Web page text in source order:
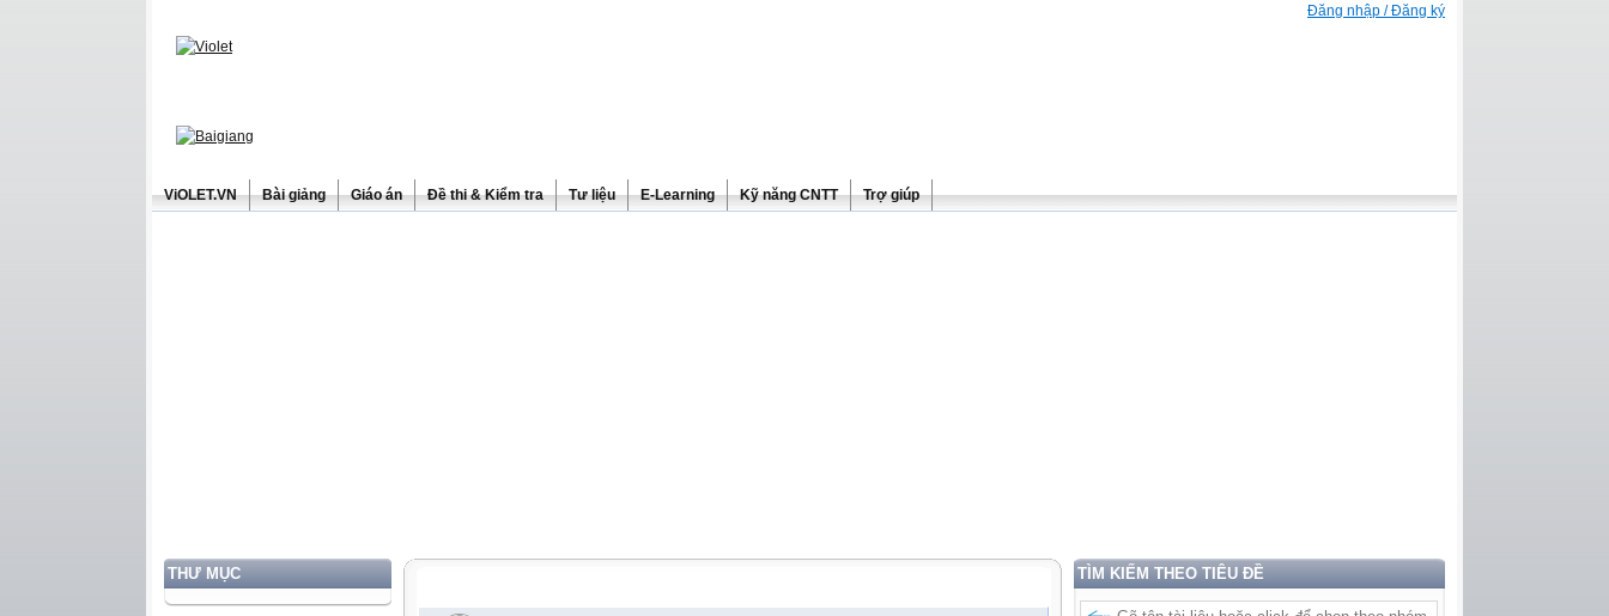
Đăng nhập / Đăng ký
ViOLET.VN Bài giảng Giáo án Đề thi & Kiểm tra Tư liệu E-Learning Kỹ năng CNTT Trợ giúp
THƯ MỤC TÌM KIẾM THEO TIÊU ĐỀ